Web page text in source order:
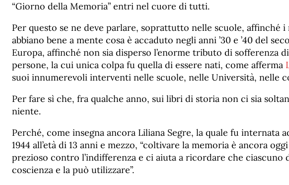
“Giorno della Memoria” entri nel cuore di tutti.
Per questo se ne deve parlare, soprattutto nelle scuole, affinché i
abbiano bene a mente cosa è accaduto negli anni ’30 e ’40 del
Europa, affinché non sia disperso l’enorme tributo di sofferenza
persone, la cui unica colpa fu quella di essere nati, come afferma
suoi innumerevoli interventi nelle scuole, nelle Università, nelle
Per fare sì che, fra qualche anno, sui libri di storia non ci sia
niente.
Perché, come insegna ancora Liliana Segre, la quale fu internata
1944 all’età di 13 anni e mezzo, “coltivare la memoria è ancora
prezioso contro l’indifferenza e ci aiuta a ricordare che ciascuno
coscienza e la può utilizzare”.